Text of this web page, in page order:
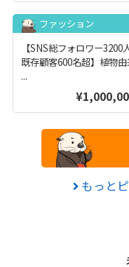
ファッション
【SNS総フォロワー3200
既存顧客600名超】植物
...
もっと